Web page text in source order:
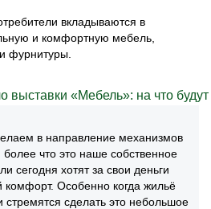
вкладываются в
и комфортную мебель,
фурнитуры.
в направление механизмов
что это наше собственное
сегодня хотят за свои деньги
комфорт. Особенно когда жильё
сделать это небольшое